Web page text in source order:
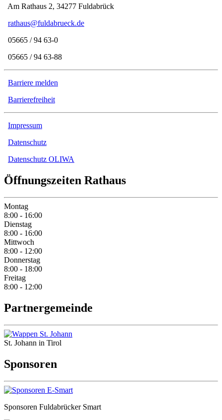
Am Rathaus 2, 34277 Fuldabrück
rathaus@fuldabrueck.de
05665 / 94 63-0
05665 / 94 63-88
Barriere melden
Barrierefreiheit
Impressum
Datenschutz
Datenschutz OLIWA
Öffnungszeiten Rathaus
Montag
8:00 - 16:00
Dienstag
8:00 - 16:00
Mittwoch
8:00 - 12:00
Donnerstag
8:00 - 18:00
Freitag
8:00 - 12:00
Partnergemeinde
St. Johann in Tirol
Sponsoren
Sponsoren Fuldabrücker Smart